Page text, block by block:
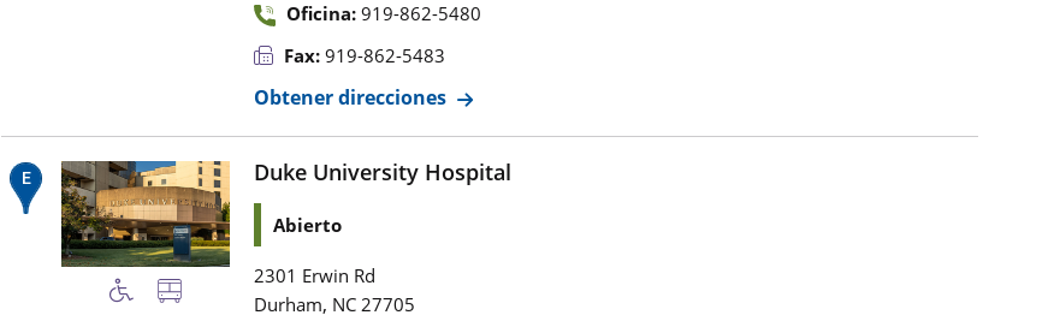
Oficina: 919-862-5480
Fax: 919-862-5483
Obtener direcciones
Duke University Hospital
Abierto
2301 Erwin Rd
Durham, NC 27705